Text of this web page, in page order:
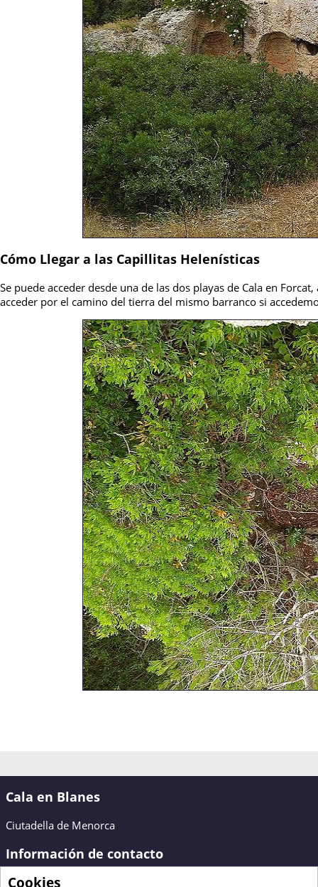
Cookies
Cómo Llegar a las Capillitas Helenísticas
Se puede acceder desde una de las dos playas de Cala en
acceder por el camino del tierra del mismo barranco si
Cala en Blanes
Ciutadella de Menorca
Información de contacto
Bienvenido a Cala en Blanes